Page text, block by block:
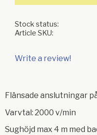
Stock status
Article SKU
Write a review!
Flänsade anslutningar
Varvtal: 2000 v/min
Sughöjd max 4 m med